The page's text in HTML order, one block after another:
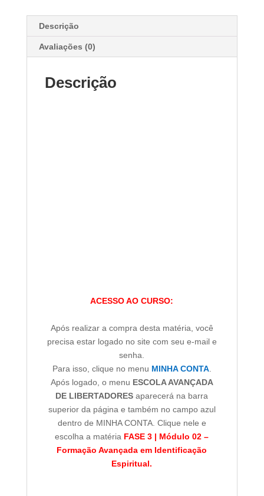
Descrição
Avaliações (0)
Descrição
ACESSO AO CURSO:
Após realizar a compra desta matéria, você
precisa estar logado no site com seu e-mail e
senha.
Para isso, clique no menu MINHA CONTA.
Após logado, o menu ESCOLA AVANÇADA
DE LIBERTADORES aparecerá na barra
superior da página e também no campo azul
dentro de MINHA CONTA. Clique nele e
escolha a matéria FASE 3 | Módulo 02 –
Formação Avançada em Identificação
Espiritual.